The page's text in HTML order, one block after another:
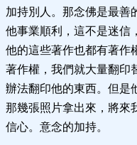
加持別人。那念佛是最善
他事業順利，這不是迷信
他的這些著作也都有著作
著作權，我們就大量翻印
辦法翻印他的東西。但是
那幾張照片拿出來，將來
信心。意念的加持。